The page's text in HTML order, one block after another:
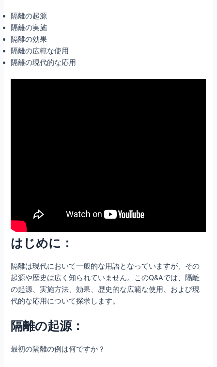
隔離の起源
隔離の実施
隔離の効果
隔離の広範な使用
隔離の現代的な応用
はじめに：
隔離は現代において一般的な用語となっていますが、その
起源や歴史は広く知られていません。このQ&Aでは、隔離
の起源、実施方法、効果、歴史的な広範な使用、および現
代的な応用について探求します。
隔離の起源：
最初の隔離の例は何ですか？